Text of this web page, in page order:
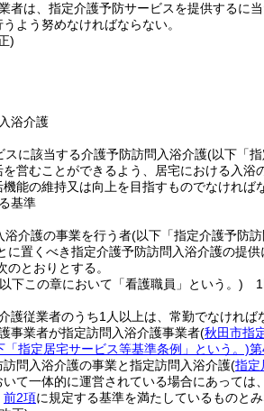
者は、指定介護予防サービスを提供するに
よう努めなければならない。
)
浴介護
スに該当する介護予防訪問入浴介護(以下「
営むことができるよう、居宅における入
能の維持又は向上を目指すものでなければ
基準
浴介護の事業を行う者(以下「指定介護予防
に置くべき指定介護予防訪問入浴介護の提
のとおりとする。
下この章において「看護職員」という。) 1
護従業者のうち1人以上は、常勤でなければ
事業者が指定訪問入浴介護事業者(秋田市指
指定居宅サービス等基準条例」という。)
問入浴介護の事業と指定訪問入浴介護(指定
て一体的に運営されている場合にあっては、
前2項に規定する基準を満たしているものとみ